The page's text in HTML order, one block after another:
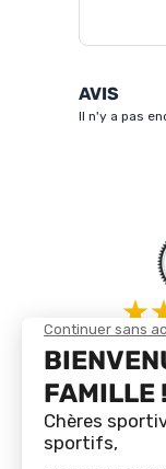
AVIS
Il n'y a pas
Basé sur4 327